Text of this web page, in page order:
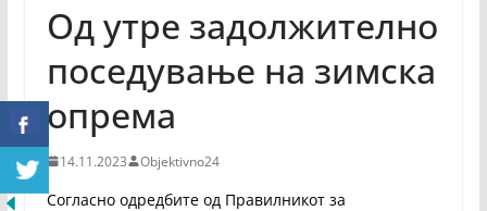
Од утре задолжително
поседување на зимска
опрема
14.11.2023 Objektivno24
Согласно одредбите од Правилникот за